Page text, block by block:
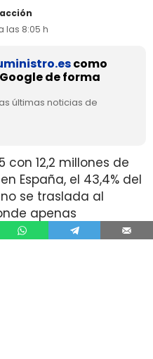
las 8:05 h
como
de forma
últimas noticias de
con 12,2 millones de
España, el 43,4% del
se traslada al
apenas
de 250.000